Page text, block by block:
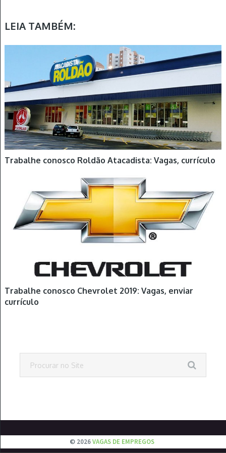
LEIA TAMBÉM:
Trabalhe conosco Roldão Atacadista: Vagas, currículo
Trabalhe conosco Chevrolet 2019: Vagas, enviar
currículo
© 2026VAGAS DE EMPREGOS